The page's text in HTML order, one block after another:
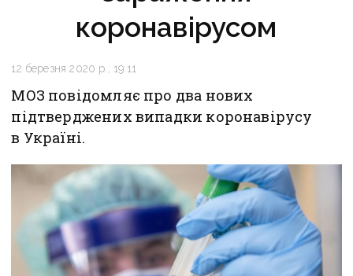
коронавірусом
12 березня 2020 р., 19:11
МОЗ повідомляє про два нових
підтверджених випадки коронавірусу
в Україні.